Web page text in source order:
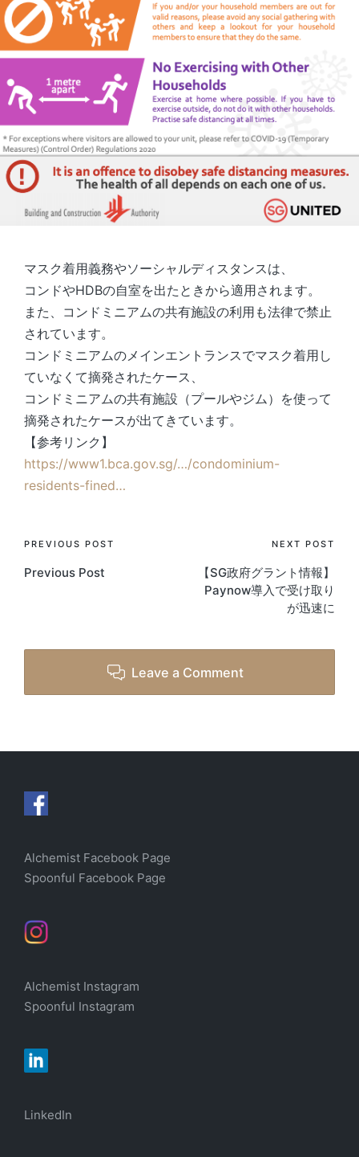
マスク着用義務やソーシャルディスタンスは、
コンドやHDBの自室を出たときから適用されます。
また、コンドミニアムの共有施設の利用も法律で禁止
されています。
コンドミニアムのメインエントランスでマスク着用し
ていなくて摘発されたケース、
コンドミニアムの共有施設（プールやジム）を使って
摘発されたケースが出てきています。
【参考リンク】
https://www1.bca.gov.sg/…/condominium-
residents-fined…
Post
navigation
PREVIOUS POST
Previous Post
NEXT POST
【SG政府グラント情報】
Paynow導入で受け取り
が迅速に
Leave a Comment
Alchemist Facebook Page
Spoonful Facebook Page
Alchemist Instagram
Spoonful Instagram
LinkedIn